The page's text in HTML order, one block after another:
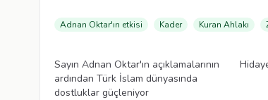
Adnan Oktar'ın etkisi Kader Kuran Ahlakı
Sayın Adnan Oktar'ın açıklamalarının
ardından Türk İslam dünyasında
dostluklar güçleniyor